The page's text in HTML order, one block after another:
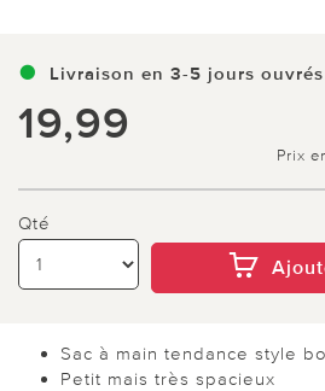
Livraison en 3-5 jours ouvrés
19,99
Prix
Qté
Sac à main tendance style
Petit mais très spacieux